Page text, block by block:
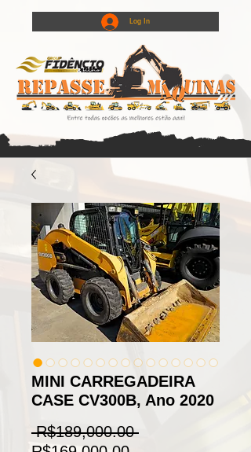
Log In
MINI CARREGADEIRA
CASE CV300B, Ano 2020
R$189,000.00 Regular